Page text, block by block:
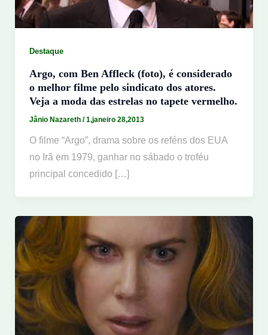
Destaque
Argo, com Ben Affleck (foto), é considerado
o melhor filme pelo sindicato dos atores.
Veja a moda das estrelas no tapete vermelho.
Jânio Nazareth /1,janeiro 28,2013
O filme “Argo”, drama sobre os reféns dos EUA
no Irã em 1979, ganhar no sábado o troféu
principal concedido […]